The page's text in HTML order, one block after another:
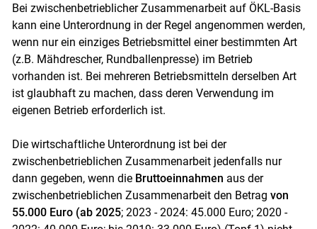
Bei zwischenbetrieblicher Zusammenarbeit auf ÖKL-Basis
kann eine Unterordnung in der Regel angenommen werden,
wenn nur ein einziges Betriebsmittel einer bestimmten Art
(z.B. Mähdrescher, Rundballenpresse) im Betrieb
vorhanden ist. Bei mehreren Betriebsmitteln derselben Art
ist glaubhaft zu machen, dass deren Verwendung im
eigenen Betrieb erforderlich ist.
Die wirtschaftliche Unterordnung ist bei der
zwischenbetrieblichen Zusammenarbeit jedenfalls nur
dann gegeben, wenn die Bruttoeinnahmen aus der
zwischenbetrieblichen Zusammenarbeit den Betrag von
55.000 Euro (ab 2025; 2023 - 2024: 45.000 Euro; 2020 -